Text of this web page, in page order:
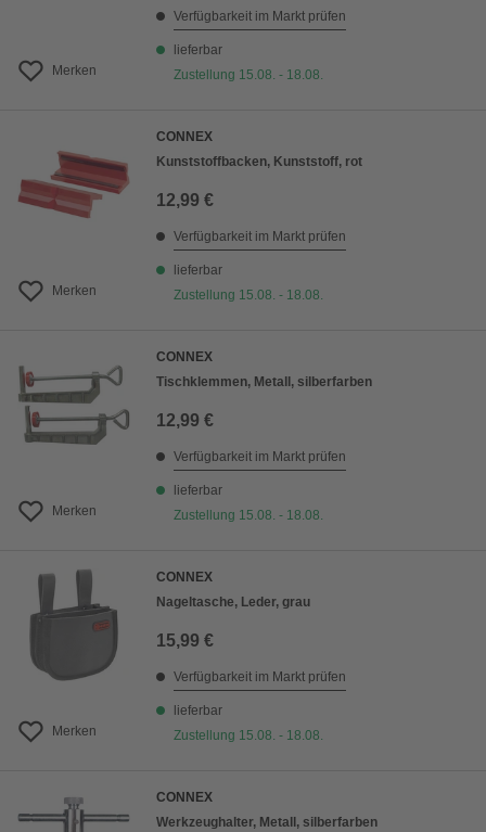
Merken
Verfügbarkeit im Markt prüfen
lieferbar
Zustellung 15.08. - 18.08.
Merken
CONNEX
Kunststoffbacken, Kunststoff, rot
12,99 €
Verfügbarkeit im Markt prüfen
lieferbar
Zustellung 15.08. - 18.08.
Merken
CONNEX
Tischklemmen, Metall, silberfarben
12,99 €
Verfügbarkeit im Markt prüfen
lieferbar
Zustellung 15.08. - 18.08.
Merken
CONNEX
Nageltasche, Leder, grau
15,99 €
Verfügbarkeit im Markt prüfen
lieferbar
Zustellung 15.08. - 18.08.
CONNEX
Werkzeughalter, Metall, silberfarben